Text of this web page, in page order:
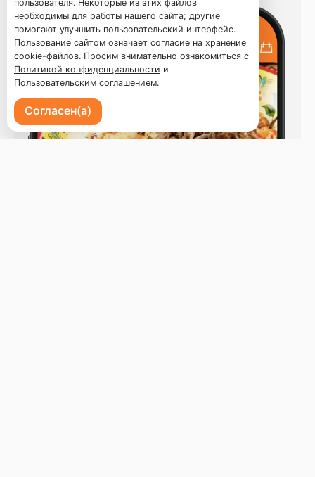
пользователя. Некоторые из этих файлов
необходимы для работы нашего сайта; другие
помогают улучшить пользовательский интерфейс.
Пользование сайтом означает согласие на хранение
cookie-файлов. Просим внимательно ознакомиться с
Политикой конфиденциальности и
Пользовательским соглашением.
Согласен(а)